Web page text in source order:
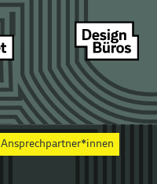
Ansprechpartner*innen